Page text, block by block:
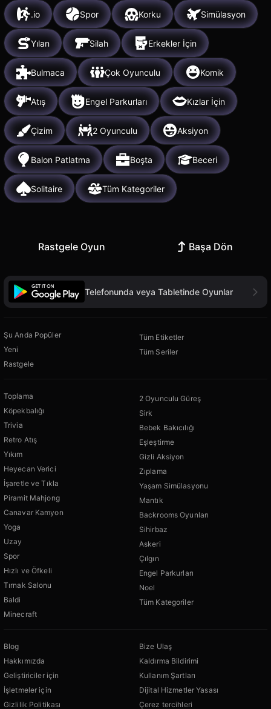
.io Spor Korku Simülasyon
Yılan Silah Erkekler İçin
Bulmaca Çok Oyunculu Komik
Atış Engel Parkurları Kızlar İçin
Çizim 2 Oyunculu Aksiyon
Balon Patlatma Boşta Beceri
Solitaire Tüm Kategoriler
Rastgele Oyun Başa Dön
Telefonunda veya Tabletinde Oyunlar
Şu Anda Popüler
Yeni
Rastgele
Tüm Etiketler
Tüm Seriler
Toplama
Köpekbalığı
Trivia
Retro Atış
Yıkım
Heyecan Verici
İşaretle ve Tıkla
Piramit Mahjong
Canavar Kamyon
Yoga
Uzay
Spor
Hızlı ve Öfkeli
Tırnak Salonu
Baldi
Minecraft
2 Oyunculu Güreş
Sirk
Bebek Bakıcılığı
Eşleştirme
Gizli Aksiyon
Zıplama
Yaşam Simülasyonu
Mantık
Backrooms Oyunları
Sihirbaz
Askeri
Çılgın
Engel Parkurları
Noel
Tüm Kategoriler
Blog
Hakkımızda
Geliştiriciler için
İşletmeler için
Gizlilik Politikası
Bize Ulaş
Kaldırma Bildirimi
Kullanım Şartları
Dijital Hizmetler Yasası
Çerez tercihleri